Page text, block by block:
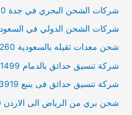
شركات الشحن البحري في جدة 0561162260
شركات الشحن الدولي في السعودية
شحن معدات ثقيله بالسعودية 0561162260
شركة تنسيق حدائق بالدمام 0573661499
شركة تنسيق حدائق فى ينبع 0538263919 تنسيق حدائق ينبع
شحن بري من الرياض الى الاردن 0561162260